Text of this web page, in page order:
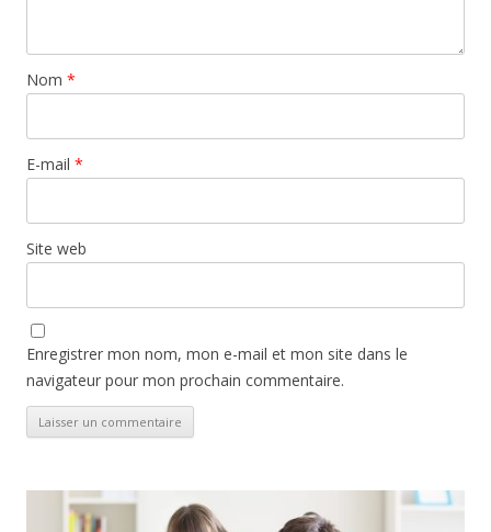
Nom *
E-mail *
Site web
Enregistrer mon nom, mon e-mail et mon site dans le
navigateur pour mon prochain commentaire.